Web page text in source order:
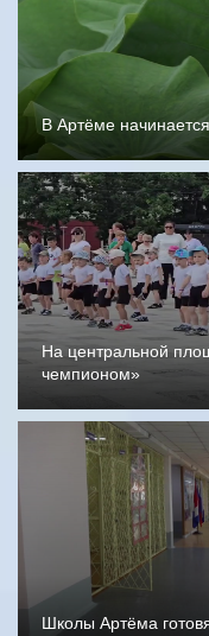
В Артёме
На центральной
чемпионом»
Школы Артёма